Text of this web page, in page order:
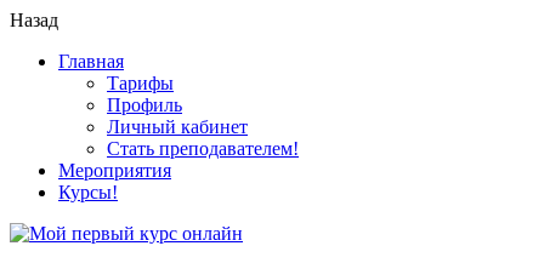
Назад
Главная
Тарифы
Профиль
Личный кабинет
Стать преподавателем!
Мероприятия
Курсы!